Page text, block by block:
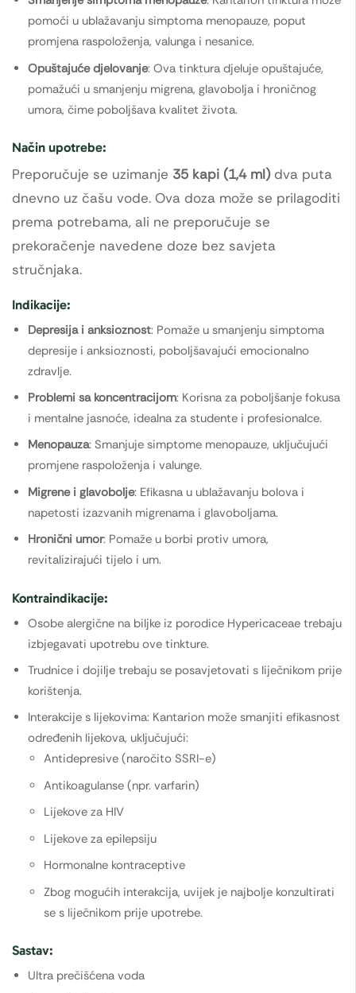
pomoći u ublažavanju simptoma menopauze, poput
promjena raspoloženja, valunga i nesanice.
Opuštajuće djelovanje: Ova tinktura djeluje opuštajuće,
pomažući u smanjenju migrena, glavobolja i hroničnog
umora, čime poboljšava kvalitet života.
Način upotrebe:
Preporučuje se uzimanje 35 kapi (1,4 ml)dva puta
dnevno uz čašu vode. Ova doza može se prilagoditi
prema potrebama, ali ne preporučuje se
prekoračenje navedene doze bez savjeta
stručnjaka.
Indikacije:
Depresija i anksioznost: Pomaže u smanjenju simptoma
depresije i anksioznosti, poboljšavajući emocionalno
zdravlje.
Problemi sa koncentracijom: Korisna za poboljšanje fokusa
i mentalne jasnoće, idealna za studente i profesionalce.
Menopauza: Smanjuje simptome menopauze, uključujući
promjene raspoloženja i valunge.
Migrene i glavobolje: Efikasna u ublažavanju bolova i
napetosti izazvanih migrenama i glavoboljama.
Hronični umor: Pomaže u borbi protiv umora,
revitalizirajući tijelo i um.
Kontraindikacije:
Osobe alergične na biljke iz porodice Hypericaceae trebaju
izbjegavati upotrebu ove tinkture.
Trudnice i dojilje trebaju se posavjetovati s liječnikom prije
korištenja.
Interakcije s lijekovima: Kantarion može smanjiti efikasnost
određenih lijekova, uključujući:
Antidepresive (naročito SSRI-e)
Antikoagulanse (npr. varfarin)
Lijekove za HIV
Lijekove za epilepsiju
Hormonalne kontraceptive
Zbog mogućih interakcija, uvijek je najbolje konzultirati
se s liječnikom prije upotrebe.
Sastav:
Ultra prečišćena voda